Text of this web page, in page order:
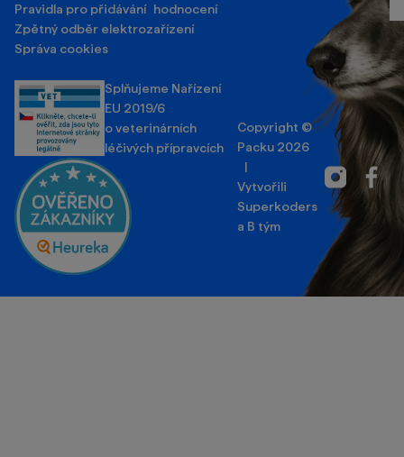
Pravidla pro přidávání hodnocení
Zpětný odběr elektrozařízení
Správa cookies
Splňujeme Nařízení
EU 2019/6
o veterinárních
léčivých přípravcích
Copyright ©
Packu 2026
|
Vytvořili
Superkoders
a B tým
Instagram